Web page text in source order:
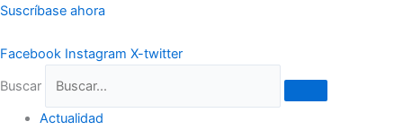
Ir
contenido
Suscríbase ahora
Facebook Instagram X-twitter
Buscar
Actualidad